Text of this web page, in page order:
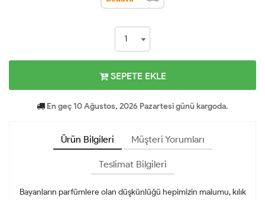
SEPETE EKLE
En geç 10 Ağustos, 2026 Pazartesi günü kargoda.
Ürün Bilgileri Müşteri Yorumları
Teslimat Bilgileri
Bayanların parfümlere olan düşkünlüğü hepimizin malumu, kılık